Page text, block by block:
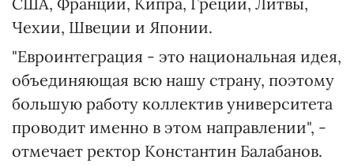
Чехии, Швеции и Японии.
"Евроинтеграция - это национальная идея,
объединяющая всю нашу страну, поэтому
большую работу коллектив университета
проводит именно в этом направлении", -
отмечает ректор Константин Балабанов.